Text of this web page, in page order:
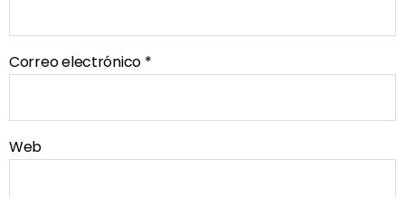
Correo electrónico *
Web